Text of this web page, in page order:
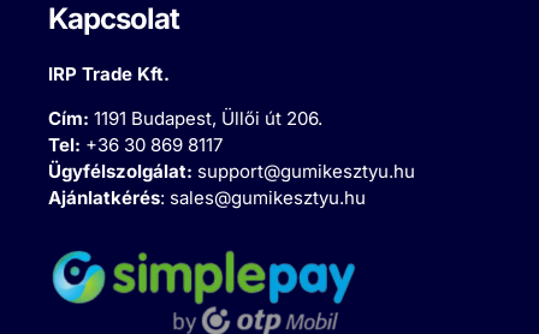
Kapcsolat
IRP Trade Kft.
Cím:1191 Budapest, Üllői út 206.
Tel: +36 30 869 8117
Ügyfélszolgálat: support@gumikesztyu.hu
Ajánlatkérés: sales@gumikesztyu.hu